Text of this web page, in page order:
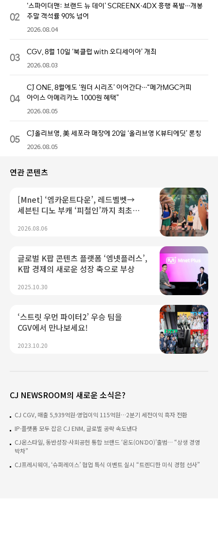
02
‘스파이더맨: 브랜드 뉴 데이’ SCREENX·4DX 흥행 폭발…개봉
주말 객석률 90% 넘어
2026.08.04
03 CGV, 8월 10일 ‘북클럽 with 오디세이아’ 개최
2026.08.03
04
CJ ONE, 8월에도 ‘원더 시리즈’ 이어간다…“메가MGC커피
아이스 아메리카노 1000원 혜택”
2026.08.05
05 CJ올리브영, 美 세포라 매장에 20일 ‘올리브영 K뷰티에딧’ 론칭
2026.08.05
연관 콘텐츠
[Mnet] ‘엠카운트다운’, 레드벨벳→
세븐틴 디노 부캐 ‘피철인’까지 최초
2026.08.06
글로벌 K팝 콘텐츠 플랫폼 ‘엠넷플러스’,
K팝 경제의 새로운 성장 축으로 부상
2025.10.30
‘스트릿 우먼 파이터2’ 우승 팀을
CGV에서 만나보세요!
2023.10.20
CJ NEWSROOM의 새로운 소식은?
CJ CGV, 매출 5,939억원·영업이익 115억원…2분기 세전이익 흑자 전환
IP·플랫폼 모두 잡은 CJ ENM, 글로벌 공략 속도낸다
CJ온스타일, 동반성장·사회공헌 통합 브랜드 ‘온도(ON:DO)’출범… “상생 경영
박차”
CJ프레시웨이, ‘슈퍼레이스’ 협업 특식 이벤트 실시 “트렌디한 미식 경험 선사”